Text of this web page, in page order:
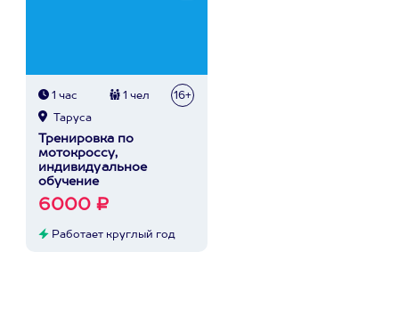
1 час 1 чел 16+
Таруса
Тренировка по
мотокроссу,
индивидуальное
обучение
6000 ₽
Работает круглый год